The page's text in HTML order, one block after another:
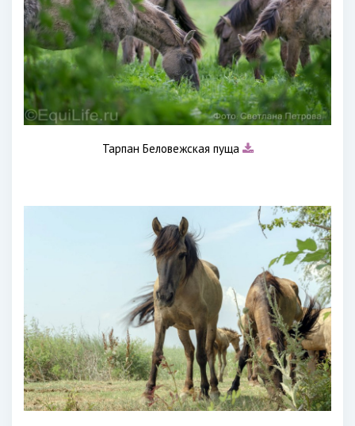
Тарпан Беловежская пуща